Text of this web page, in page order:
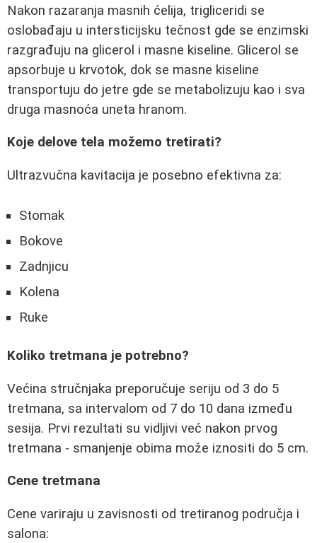
Nakon razaranja masnih ćelija, trigliceridi se
oslobađaju u intersticijsku tečnost gde se enzimski
razgrađuju na glicerol i masne kiseline. Glicerol se
apsorbuje u krvotok, dok se masne kiseline
transportuju do jetre gde se metabolizuju kao i sva
druga masnoća uneta hranom.
Koje delove tela možemo tretirati?
Ultrazvučna kavitacija je posebno efektivna za:
Stomak
Bokove
Zadnjicu
Kolena
Ruke
Koliko tretmana je potrebno?
Većina stručnjaka preporučuje seriju od 3 do 5
tretmana, sa intervalom od 7 do 10 dana između
sesija. Prvi rezultati su vidljivi već nakon prvog
tretmana - smanjenje obima može iznositi do 5 cm.
Cene tretmana
Cene variraju u zavisnosti od tretiranog područja i
salona: